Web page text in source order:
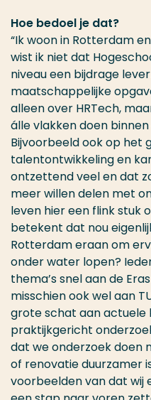
Hoe bedoel je dat?
“Ik woon in Rotterdam
wist ik niet dat
niveau een bijdrage
maatschappelijke
alleen over HRTech,
álle vlakken doen
Bijvoorbeeld ook op het
talentontwikkeling en
ontzettend veel en dat
meer willen delen met
leven hier een flink stuk
betekent dat nou
Rotterdam eraan om
onder water lopen?
thema’s snel aan de
misschien ook wel aan
grote schat aan actuele
praktijkgericht
dat we onderzoek doen
of renovatie duurzamer
voorbeelden van dat wij